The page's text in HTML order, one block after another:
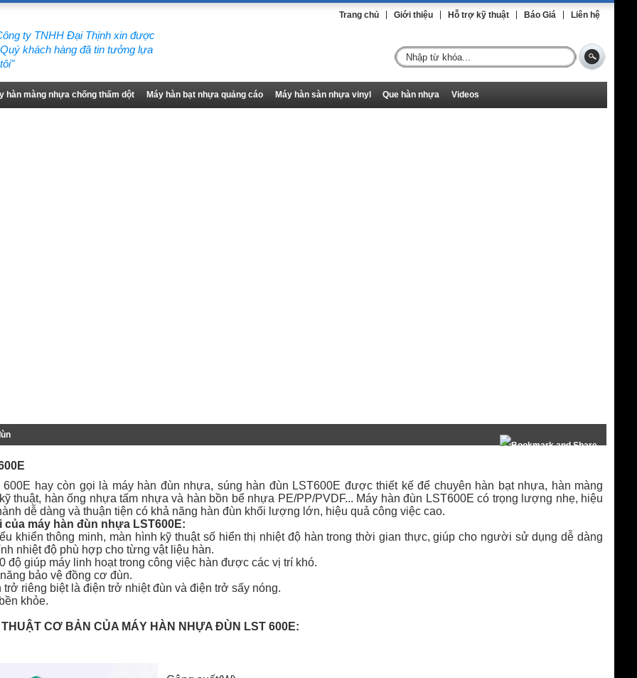
Liên hệ
Báo Giá
Hỗ trợ kỹ thuật
Giới thiệu
Trang chủ
ty TNHH Đại Thịnh xin được
khách hàng đã tin tưởng lựa
hàn màng nhựa chống thấm dột Máy hàn bạt nhựa quảng cáo Máy hàn sàn nhựa vinyl Que hàn nhựa Videos
600E hay còn gọi là máy hàn đùn nhựa, súng hàn đùn LST600E được thiết kế để chuyên hàn bạt nhựa, hàn màng
thuật, hàn ống nhựa tấm nhựa và hàn bồn bể nhựa PE/PP/PVDF... Máy hàn đùn LST600E có trọng lượng nhẹ, hiệu
dễ dàng và thuận tiện có khả năng hàn đùn khối lượng lớn, hiệu quả công việc cao.
máy hàn đùn nhựa LST600E:
khiển thông minh, màn hình kỹ thuật số hiển thị nhiệt độ hàn trong thời gian thực, giúp cho người sử dụng dễ dàng
nhiệt độ phù hợp cho từng vật liệu hàn.
độ giúp máy linh hoạt trong công việc hàn được các vị trí khó.
bảo vệ đồng cơ đùn.
trở riêng biệt là điện trở nhiệt đùn và điện trở sấy nóng.
khỏe.
THUẬT CƠ BẢN CỦA MÁY HÀN NHỰA ĐÙN LST 600E: